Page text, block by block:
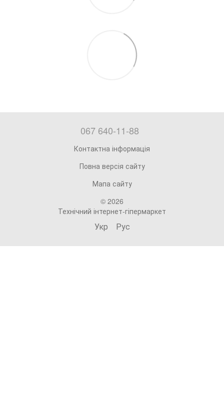
067 640-11-88
Контактна інформація
Повна версія сайту
Мапа сайту
© 2026
Технічний інтернет-гіпермаркет
Укр Рус